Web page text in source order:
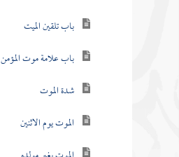
باب تلقين الميت
باب علامة موت المؤمن
شدة الموت
الموت يوم الاثنين